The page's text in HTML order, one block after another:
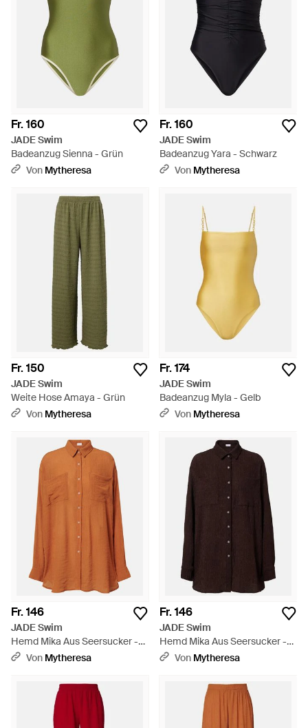
Fr. 160
JADE Swim
Badeanzug Sienna - Grün
Von Mytheresa
Fr. 160
JADE Swim
Badeanzug Yara - Schwarz
Von Mytheresa
Fr. 150
JADE Swim
Weite Hose Amaya - Grün
Von Mytheresa
Fr. 174
JADE Swim
Badeanzug Myla - Gelb
Von Mytheresa
Fr. 146
JADE Swim
Hemd Mika Aus Seersucker -
Orange
Von Mytheresa
Fr. 146
JADE Swim
Hemd Mika Aus Seersucker -
Braun
Von Mytheresa